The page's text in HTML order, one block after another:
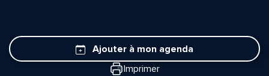
Ajouter à mon agenda
Imprimer